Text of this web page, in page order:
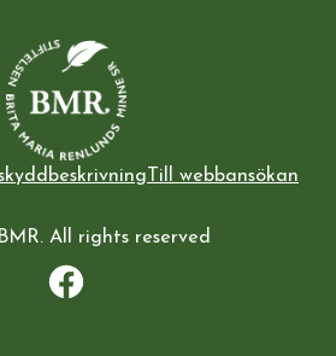
Till webbansökan
All rights reserved
Facebook